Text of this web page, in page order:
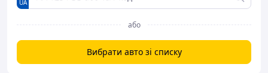
UA
або
Вибрати авто зі списку